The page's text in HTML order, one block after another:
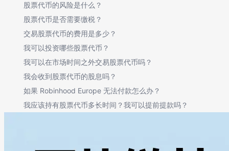
股票代币的风险是什么？
股票代币是否需要缴税？
交易股票代币的费用是多少？
我可以投资哪些股票代币？
我可以在市场时间之外交易股票代币吗？
我会收到股票代币的股息吗？
如果 Robinhood Europe 无法付款怎么办？
我应该持有股票代币多长时间？我可以提前提款吗？